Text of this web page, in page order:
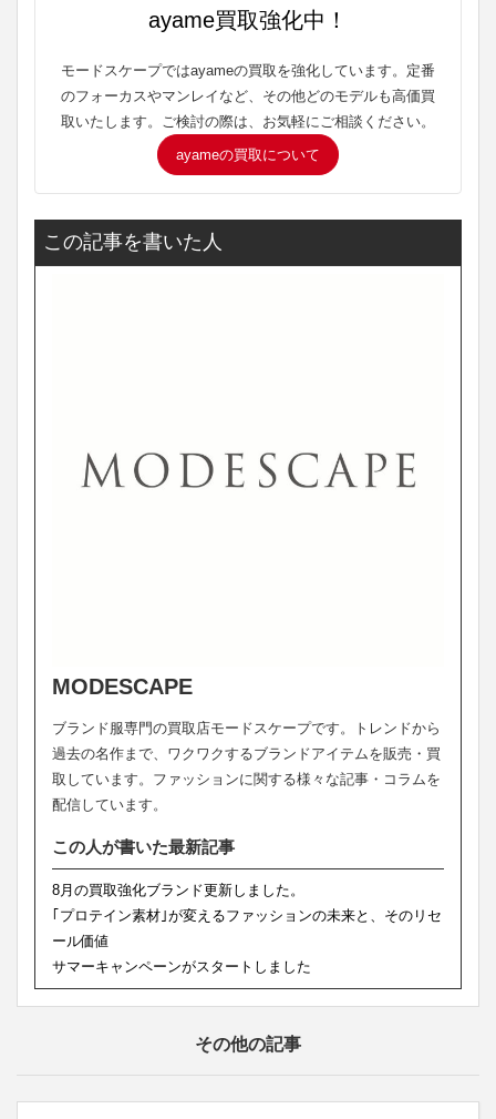
ayame買取強化中！
モードスケープではayameの買取を強化しています。定番
のフォーカスやマンレイなど、その他どのモデルも高価買
取いたします。ご検討の際は、お気軽にご相談ください。
ayameの買取について
この記事を書いた人
MODESCAPE
ブランド服専門の買取店モードスケープです。トレンドから
過去の名作まで、ワクワクするブランドアイテムを販売・買
取しています。ファッションに関する様々な記事・コラムを
配信しています。
この人が書いた最新記事
8月の買取強化ブランド更新しました。
｢プロテイン素材｣が変えるファッションの未来と、そのリセ
ール価値
サマーキャンペーンがスタートしました
その他の記事